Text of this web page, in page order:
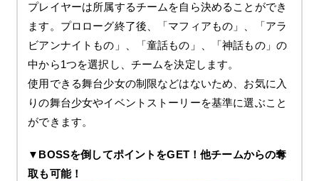
プレイヤーは所属するチームを自ら決めることができ
ます。プロローグ終了後、「マフィアもの」、「アラ
ビアンナイトもの」、「童話もの」、「神話もの」の
中から1つを選択し、チームを決定します。
使用できる舞台少女の制限などはないため、お気に入
りの舞台少女やイベントストーリーを基準に選ぶこと
ができます。
▼BOSSを倒してポイントをGET！他チームからの奪
取も可能！